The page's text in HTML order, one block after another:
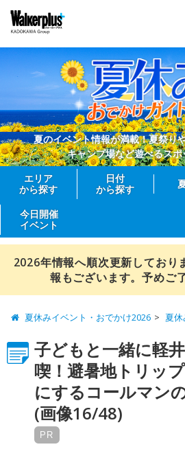
夏のイベント情報が満載！夏祭り
キャンプ場など遊べるス
エリア
から探す
日付
から探す
今日開催
イベント
2026年情報へ順次更新しており
報もございます。予めご
夏休みイベント・おでかけ2026 夏
子どもと一緒に軽
喫！避暑地トリッ
にするコールマン
(画像16/48)
PR